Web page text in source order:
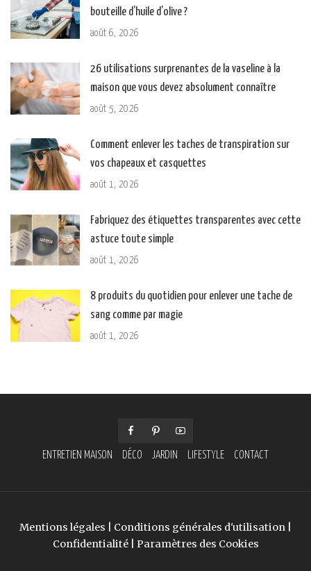
bouteille d’huile d’olive ?
août 6, 2026
26 utilisations surprenantes de la vaseline à la
maison que vous devez absolument connaître
août 5, 2026
Comment enlever les taches de transpiration sur
vos chapeaux et casquettes
août 1, 2026
Fabriquez des étiquettes transparentes avec cette
astuce toute simple
août 1, 2026
8 produits du quotidien pour enlever une tache de
sang comme par magie
août 1, 2026
ENTRETIEN MAISON DÉCO JARDIN LIFESTYLE CONTACT
Mentions légales Conditions générales d'utilisation
Confidentialité| Paramètres des Cookies